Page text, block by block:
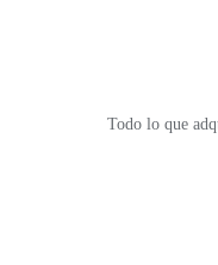
Todo lo que